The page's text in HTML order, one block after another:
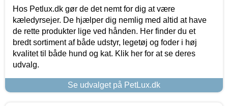
Hos Petlux.dk gør de det nemt for dig at være
kæledyrsejer. De hjælper dig nemlig med altid at have
de rette produkter lige ved hånden. Her finder du et
bredt sortiment af både udstyr, legetøj og foder i høj
kvalitet til både hund og kat. Klik her for at se deres
udvalg.
Se udvalget på PetLux.dk